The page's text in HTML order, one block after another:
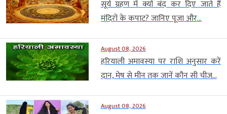
सूर्य ग्रहण में क्यों बंद कर दिए जाते हैं
मंदिरों के कपाट? जानिए पूजा और...
August 08, 2026
हरियाली अमावस्या पर राशि अनुसार करें
दान, मेष से मीन तक जानें कौन सी चीज...
August 08, 2026